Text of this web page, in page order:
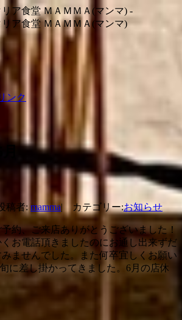
ア食堂 ＭＡＭＭＡ(マンマ) -
ア食堂 ＭＡＭＭＡ(マンマ)
ンク
者: mamma| カテゴリー:お知らせ
約、ご来店ありがとうございました！
お電話頂きましたのにお通し出来ずだ
ませんでした。また何卒宜しくお願い
に差し掛かってきました。6月の店休